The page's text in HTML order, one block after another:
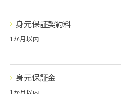
身元保証契約料
1か月以内
身元保証金
1か月以内